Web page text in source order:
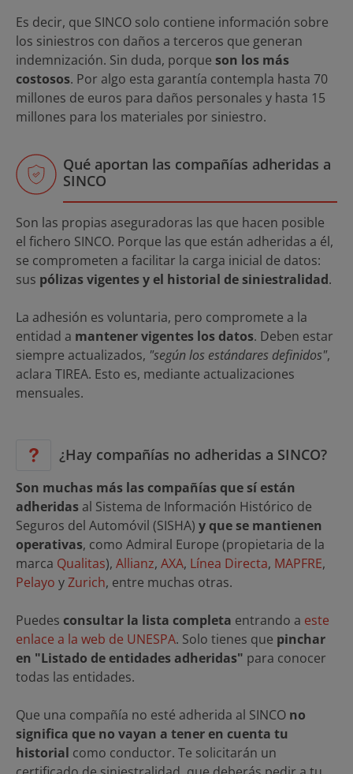
Es decir, que SINCO solo contiene información sobre
los siniestros con daños a terceros que generan
indemnización. Sin duda, porque son los más
costosos. Por algo esta garantía contempla hasta 70
millones de euros para daños personales y hasta 15
millones para los materiales por siniestro.
Qué aportan las compañías adheridas a
SINCO
Son las propias aseguradoras las que hacen posible
el fichero SINCO. Porque las que están adheridas a él,
se comprometen a facilitar la carga inicial de datos:
sus pólizas vigentes y el historial de siniestralidad.
La adhesión es voluntaria, pero compromete a la
entidad a mantener vigentes los datos. Deben estar
siempre actualizados, "según los estándares definidos",
aclara TIREA. Esto es, mediante actualizaciones
mensuales.
¿Hay compañías no adheridas a SINCO?
Son muchas más las compañías que sí están
adheridas al Sistema de Información Histórico de
Seguros del Automóvil (SISHA) y que se mantienen
operativas, como Admiral Europe (propietaria de la
marca Qualitas), Allianz, AXA, Línea Directa, MAPFRE,
Pelayo yZurich, entre muchas otras.
Puedes consultar la lista completa entrando a este
enlace a la web de UNESPA. Solo tienes que pinchar
en "Listado de entidades adheridas" para conocer
todas las entidades.
Que una compañía no esté adherida al SINCO no
significa que no vayan a tener en cuenta tu
historial como conductor. Te solicitarán un